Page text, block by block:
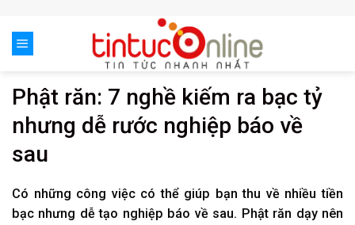
content
Phật răn: 7 nghề kiếm ra bạc tỷ
nhưng dễ rước nghiệp báo về
sau
Có những công việc có thể giúp bạn thu về nhiều tiền
bạc nhưng dễ tạo nghiệp báo về sau. Phật răn dạy nên